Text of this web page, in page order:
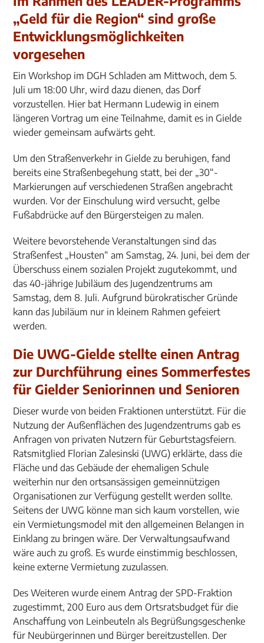
„Geld für die Region“ sind große
Entwicklungsmöglichkeiten
vorgesehen
Ein Workshop im DGH Schladen am Mittwoch, dem 5.
Juli um 18:00 Uhr, wird dazu dienen, das Dorf
vorzustellen. Hier bat Hermann Ludewig in einem
längeren Vortrag um eine Teilnahme, damit es in Gielde
wieder gemeinsam aufwärts geht.
Um den Straßenverkehr in Gielde zu beruhigen, fand
bereits eine Straßenbegehung statt, bei der „30“-
Markierungen auf verschiedenen Straßen angebracht
wurden. Vor der Einschulung wird versucht, gelbe
Fußabdrücke auf den Bürgersteigen zu malen.
Weitere bevorstehende Veranstaltungen sind das
Straßenfest „Housten“ am Samstag, 24. Juni, bei dem der
Überschuss einem sozialen Projekt zugutekommt, und
das 40-jährige Jubiläum des Jugendzentrums am
Samstag, dem 8. Juli. Aufgrund bürokratischer Gründe
kann das Jubiläum nur in kleinem Rahmen gefeiert
werden.
Die UWG-Gielde stellte einen Antrag
zur Durchführung eines Sommerfestes
für Gielder Seniorinnen und Senioren
Dieser wurde von beiden Fraktionen unterstützt. Für die
Nutzung der Außenflächen des Jugendzentrums gab es
Anfragen von privaten Nutzern für Geburtstagsfeiern.
Ratsmitglied Florian Zalesinski (UWG) erklärte, dass die
Fläche und das Gebäude der ehemaligen Schule
weiterhin nur den ortsansässigen gemeinnützigen
Organisationen zur Verfügung gestellt werden sollte.
Seitens der UWG könne man sich kaum vorstellen, wie
ein Vermietungsmodel mit den allgemeinen Belangen in
Einklang zu bringen wäre. Der Verwaltungsaufwand
wäre auch zu groß. Es wurde einstimmig beschlossen,
keine externe Vermietung zuzulassen.
Des Weiteren wurde einem Antrag der SPD-Fraktion
zugestimmt, 200 Euro aus dem Ortsratsbudget für die
Anschaffung von Leinbeuteln als Begrüßungsgeschenke
für Neubürgerinnen und Bürger bereitzustellen. Der